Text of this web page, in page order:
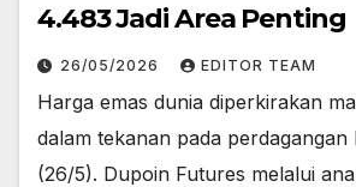
4.483 Jadi Area Penting
26/05/2026 EDITOR TEAM
Harga emas dunia diperkirakan
dalam tekanan pada perdagangan
(26/5). Dupoin Futures melalui